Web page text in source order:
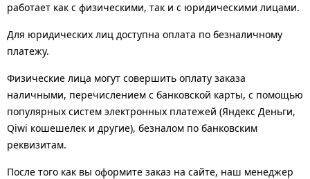
работает как с физическими, так и с юридическими лицами.
Для юридических лиц доступна оплата по безналичному
платежу.
Физические лица могут совершить оплату заказа
наличными, перечислением с банковской карты, с помощью
популярных систем электронных платежей (Яндекс Деньги,
Qiwi кошешелек и другие), безналом по банковским
реквизитам.
После того как вы оформите заказ на сайте, наш менеджер